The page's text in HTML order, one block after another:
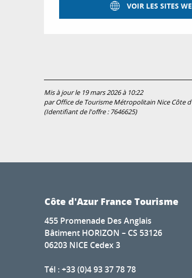
VOIR LES SITES
Mis à jour le 19 mars 2026 à 10:22
par Office de Tourisme Métropolitain Nice Côte
(Identifiant de l'offre : 7646625)
Côte d'Azur France Tourisme
455 Promenade Des Anglais
Bâtiment HORIZON – CS 53126
06203 NICE Cedex 3
Tél : +33 (0)4 93 37 78 78